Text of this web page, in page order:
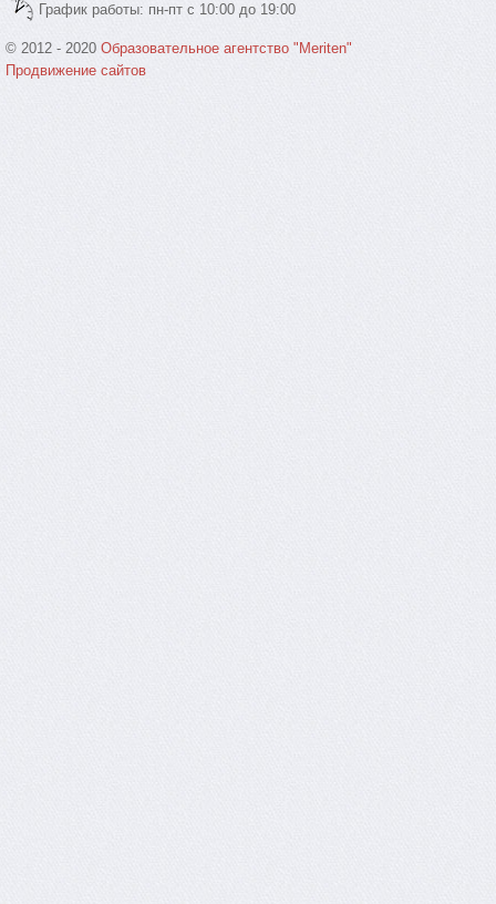
График работы: пн-пт с 10:00 до 19:00
© 2012 - 2020 Образовательное агентство "Meriten"
Продвижение сайтов